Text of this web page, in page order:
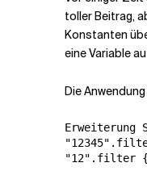
toller Beitrag,
Konstanten
eine Variable
Die